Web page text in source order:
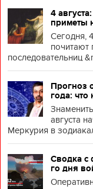
4
приметы
Сегодня,
почитают
последовательниц
Прогноз
года: что
августа
Меркурия в
Сводка с
го дня